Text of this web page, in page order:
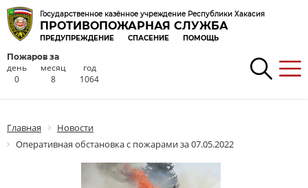
Государственное казённое учреждение Республики Хакасия
ПРОТИВОПОЖАРНАЯ СЛУЖБА
ПРЕДУПРЕЖДЕНИЕ СПАСЕНИЕ ПОМОЩЬ
Пожаров за
день
0
месяц
8
год
1064
Главная
Новости
Оперативная обстановка с пожарами за 07.05.2022